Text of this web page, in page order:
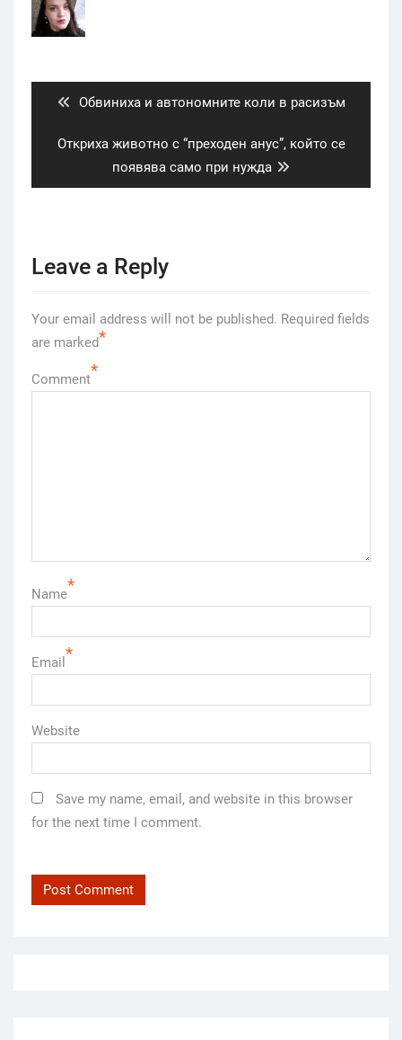
Previous
Обвиниха и автономните коли в расизъм
Next
Откриха животно с “преходен анус”, който се
появява само при нужда
Leave a Reply
Your email address will not be published. Required fields
are marked*
Comment*
Name*
Email *
Website
Save my name, email, and website in this browser
for the next time I comment.